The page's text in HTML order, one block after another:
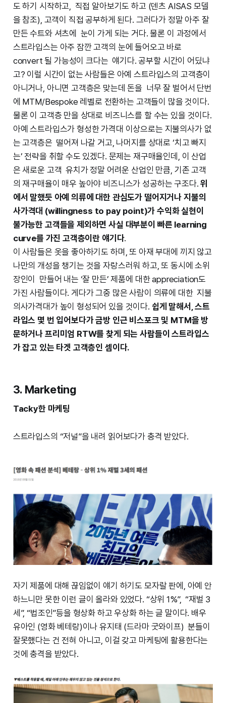
도 하기 시작하고, 직접 알아보기도 하고 (덴츠 AISAS 모델
을 참조), 고객이 직접 공부하게 된다. 그러다가 정말 아주 잘
만든 수트와 셔츠에 눈이 가게 되는 거다. 물론 이 과정에서
스트라입스는 아주 잠깐 고객의 눈에 들어오고 바로
convert 될 가능성이 크다는 얘기다. 공부할 시간이 어딨냐
고? 이럴 시간이 없는 사람들은 아예 스트라입스의 고객층이
아니거나, 아니면 고객층은 맞는데 돈을 너무 잘 벌어서 단번
에 MTM/Bespoke 레벨로 전환하는 고객들이 많을 것이다.
물론 이 고객층 만을 상대로 비즈니스를 할 수는 있을 것이다.
아예 스트라입스가 형성한 가격대 이상으로는 지불의사가 없
는 고객층은 떨어져 나갈 거고, 나머지를 상대로 ‘치고 빠지
는’ 전략을 취할 수도 있겠다. 문제는 재구매율인데, 이 산업
은 새로운 고객 유치가 정말 어려운 산업인 만큼, 기존 고객
의 재구매율이 매우 높아야 비즈니스가 성공하는 구조다. 위
에서 말했듯 아예 의류에 대한 관심도가 떨어지거나 지불의
사가격대 (willingness to pay point)가 수익화 실현이
불가능한 고객들을 제외하면 사실 대부분이 빠른 learning
curve를 가진 고객층이란 얘기다.
이 사람들은 옷을 좋아하기도 하며, 또 아재 부대에 끼지 않고
나만의 개성을 챙기는 것을 자랑스러워 하고, 또 동시에 소위
장인이 만들어 내는 ‘잘 만든’ 제품에 대한 appreciation도
가진 사람들이다. 게다가 그중 많은 사람이 의류에 대한 지불
의사가격대가 높이 형성되어 있을 것이다. 쉽게 말해서, 스트
라입스 몇 번 입어보다가 금방 인근 비스포크 및 MTM을 방
문하거나 프리미엄 RTW를 찾게 되는 사람들이 스트라입스
가 잡고 있는 타겟 고객층인 셈이다.
3. Marketing
Tacky한 마케팅
스트라입스의 “저널”을 내려 읽어보다가 충격 받았다.
자기 제품에 대해 끊임없이 얘기 하기도 모자랄 판에, 아예 안
하느니만 못한 이런 글이 올라와 있었다. “상위 1%”, “재벌 3
세”, “법조인”등을 형상화 하고 우상화 하는 글 말이다. 배우
유아인 (영화 베테랑)이나 유지태 (드라마 굿와이프) 분들이
잘못했다는 건 전혀 아니고, 이걸 갖고 마케팅에 활용한다는
것에 충격을 받았다.